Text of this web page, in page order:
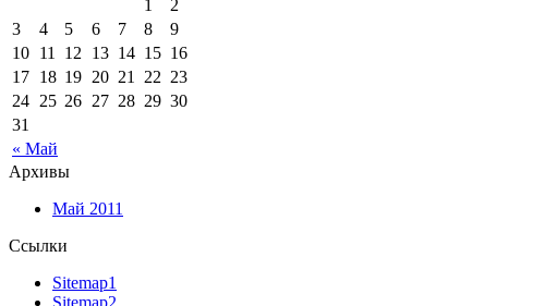
« Май
1
2
3
4 5 6 7 8
9
10 11 12 13 14 15 16
17 18 19 20 21 22 23
24 25 26 27 28 29 30
31
Архивы
Май 2011
Ссылки
Sitemap1
Sitemap2